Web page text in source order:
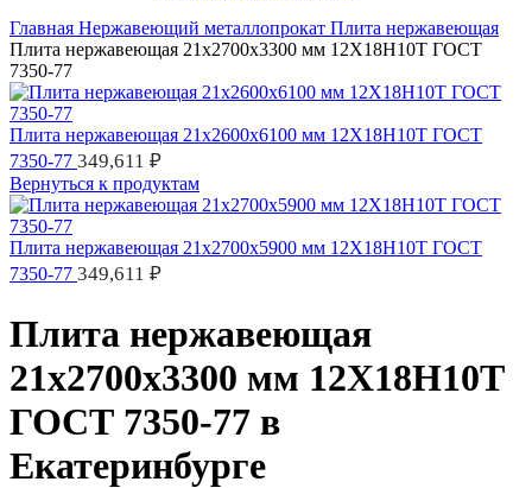
Главная Нержавеющий металлопрокат Плита нержавеющая
Плита нержавеющая 21х2700х3300 мм 12Х18Н10Т ГОСТ
7350-77
Плита нержавеющая 21х2600х6100 мм 12Х18Н10Т ГОСТ
7350-77 349,611 ₽
Вернуться к продуктам
Плита нержавеющая 21х2700х5900 мм 12Х18Н10Т ГОСТ
7350-77 349,611 ₽
Плита нержавеющая
21х2700х3300 мм 12Х18Н10Т
ГОСТ 7350-77 в
Екатеринбурге